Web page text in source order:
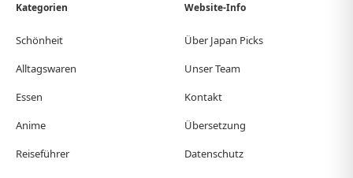
Kategorien
Schönheit
Alltagswaren
Essen
Anime
Reiseführer
Website-Info
Über Japan Picks
Unser Team
Kontakt
Übersetzung
Datenschutz